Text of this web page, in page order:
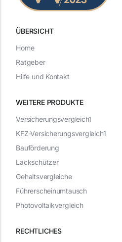
ÜBERSICHT
WEITERE PRODUKTE
RECHTLICHES
Versicherungsvergleich1
KFZ-Versicherungsvergleich1
Bauförderung
Lackschützer
Gehaltsvergleiche
Führerscheinumtausch
Photovoltaikvergleich
Home
Ratgeber
Hilfe und Kontakt